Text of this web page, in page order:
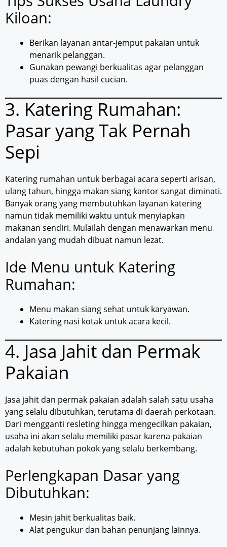
Kiloan:
Berikan layanan antar-jemput pakaian untuk
menarik pelanggan.
Gunakan pewangi berkualitas agar pelanggan
puas dengan hasil cucian.
3. Katering Rumahan:
Pasar yang Tak Pernah
Sepi
Katering rumahan untuk berbagai acara seperti arisan,
ulang tahun, hingga makan siang kantor sangat diminati.
Banyak orang yang membutuhkan layanan katering
namun tidak memiliki waktu untuk menyiapkan
makanan sendiri. Mulailah dengan menawarkan menu
andalan yang mudah dibuat namun lezat.
Ide Menu untuk Katering
Rumahan:
Menu makan siang sehat untuk karyawan.
Katering nasi kotak untuk acara kecil.
4. Jasa Jahit dan Permak
Pakaian
Jasa jahit dan permak pakaian adalah salah satu usaha
yang selalu dibutuhkan, terutama di daerah perkotaan.
Dari mengganti resleting hingga mengecilkan pakaian,
usaha ini akan selalu memiliki pasar karena pakaian
adalah kebutuhan pokok yang selalu berkembang.
Perlengkapan Dasar yang
Dibutuhkan:
Mesin jahit berkualitas baik.
Alat pengukur dan bahan penunjang lainnya.